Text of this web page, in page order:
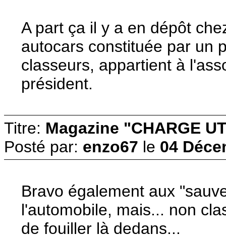
A part ça il y a en dépôt
autocars constituée par un
classeurs, appartient à
président.
Titre: Magazine "CHARGE
Posté par: enzo67 le 04
Bravo également aux
l'automobile, mais... non
de fouiller là dedans...